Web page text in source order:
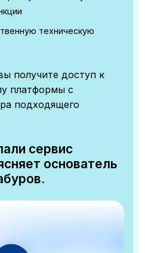
техническую
получите доступ к
платформы с
подходящего
сервис
основатель